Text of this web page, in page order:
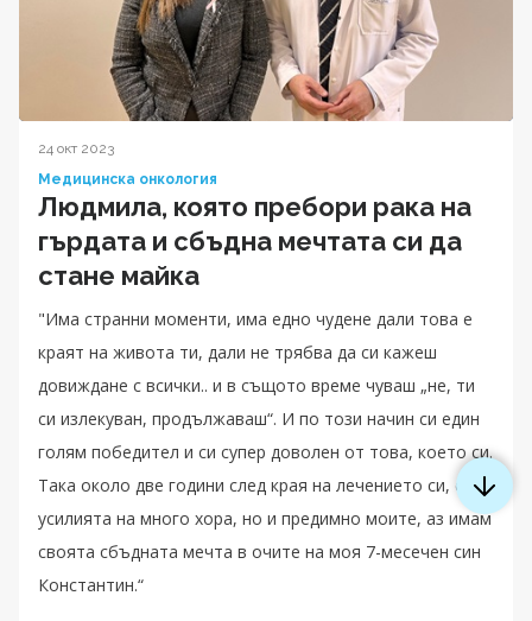
24 окт 2023
Медицинска онкология
Людмила, която пребори рака на
гърдата и сбъдна мечтата си да
стане майка
"Има странни моменти, има едно чудене дали това е
краят на живота ти, дали не трябва да си кажеш
довиждане с всички.. и в същото време чуваш „не, ти
си излекуван, продължаваш“. И по този начин си един
голям победител и си супер доволен от това, което си.
Така около две години след края на лечението си, след
усилията на много хора, но и предимно моите, аз имам
своята сбъдната мечта в очите на моя 7-месечен син
Константин.“